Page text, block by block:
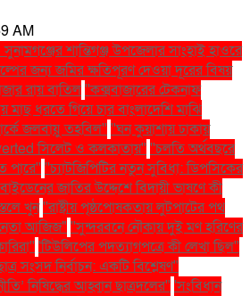
AM
সুনামগঞ্জের শান্তিগঞ্জ উপজেলার সাংহাই হাওরে
জন্য জমির ক্ষতিপূরণ দেওয়া দূরের বিষয়
রায় বাতিল''কক্সবাজারের টেকনাফ
ধরতে গিয়ে চার বাংলাদেশি মাঝি
জলবায়ু তহবিল'' ''ঘন কুয়াশায় ঢাকায়
সিলেট ও কলকাতায়'' ''চলতি অর্থবছরে
পারে'' ''চ্যাটজিপিটির নতুন সুবিধা: ডিপসিকের
জাতির উদ্দেশে বিদায়ী ভাষণে কী
খুন''রাষ্ট্রীয় পৃষ্ঠপোষকতায় লুটপাটের পথ
আজিজ" ''সুন্দরবনে নৌকায় দুই মণ হরিণের
'টিউলিপের পদত্যাগপত্রে কী লেখা ছিল''
সংসদ নির্বাচন: একটি বিশ্লেষণ''
নিষিদ্ধের আহ্বান ছাত্রদলের'' 'সংবিধান